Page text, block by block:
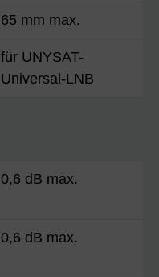
65 mm max.
für UNYSAT-
Universal-LNB
0,6 dB max.
0,6 dB max.